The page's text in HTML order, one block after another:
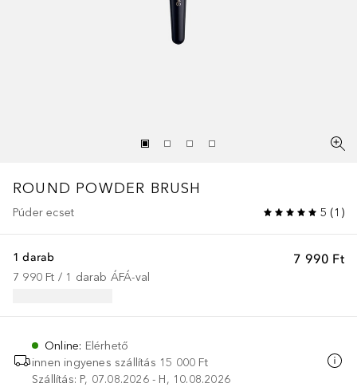
ROUND POWDER BRUSH
Púder ecset 5 (1 )
7 990 Ft
1 darab
7 990 Ft / 1 darab ÁFÁ-val
Online: Elérhető
innen ingyenes szállítás 15 000 Ft
Szállítás: P, 07.08.2026 - H, 10.08.2026